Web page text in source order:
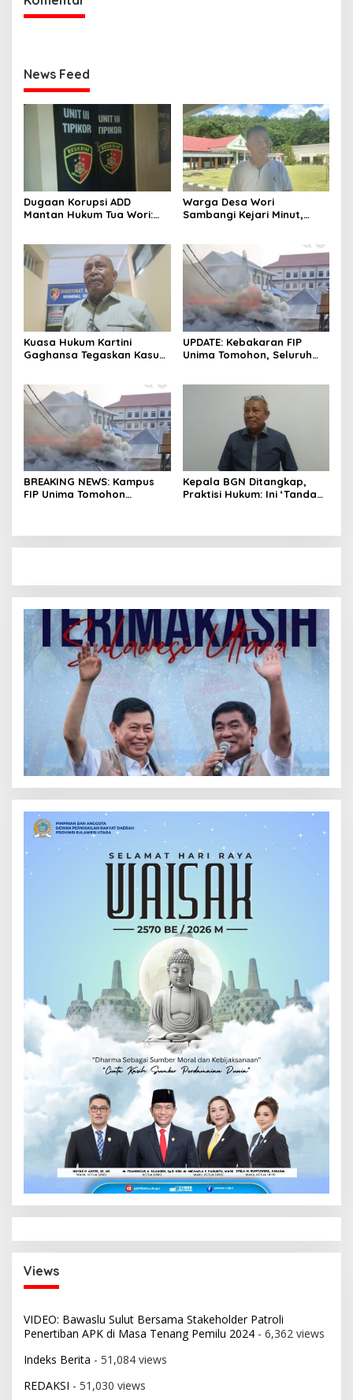
News Feed
Dugaan Korupsi ADD
Mantan Hukum Tua Wori:
Warga Desa Wori
Sambangi Kejari Minut,
Dana Desa
Kuasa Hukum Kartini
Gaghansa Tegaskan Kasus
UPDATE: Kebakaran FIP
Unima Tomohon, Seluruh
BREAKING NEWS: Kampus
FIP Unima Tomohon
Kepala BGN Ditangkap,
Praktisi Hukum: Ini ‘Tanda
Views
VIDEO: Bawaslu Sulut Bersama Stakeholder Patroli
Penertiban APK di Masa Tenang Pemilu 2024 - 6,362 views
Indeks Berita - 51,084 views
REDAKSI - 51,030 views